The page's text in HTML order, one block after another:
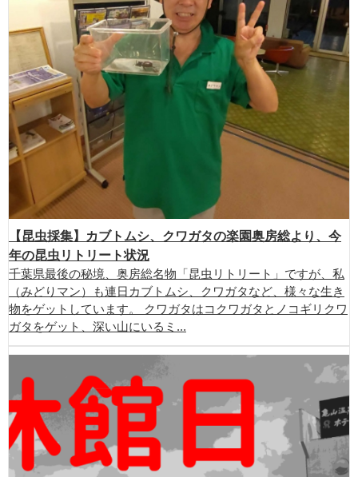
【昆虫採集】カブトムシ、クワガタの楽園奥房総より、今
年の昆虫リトリート状況
千葉県最後の秘境、奥房総名物「昆虫リトリート」ですが、私
（みどりマン）も連日カブトムシ、クワガタなど、様々な生き
物をゲットしています。 クワガタはコクワガタとノコギリクワ
ガタをゲット、深い山にいるミ...